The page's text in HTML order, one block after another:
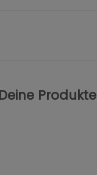
Deine Produkte